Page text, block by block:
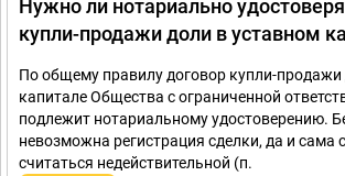
Нужно ли нотариально
купли-продажи доли в уставном
По общему правилу договор купли-продажи
капитале Общества с ограниченной
подлежит нотариальному удостоверению.
невозможна регистрация сделки, да и сама
считаться недействительной (п.